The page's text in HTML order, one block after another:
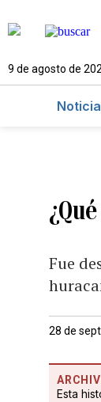
9 de agosto de
Fue
28 de
Esta